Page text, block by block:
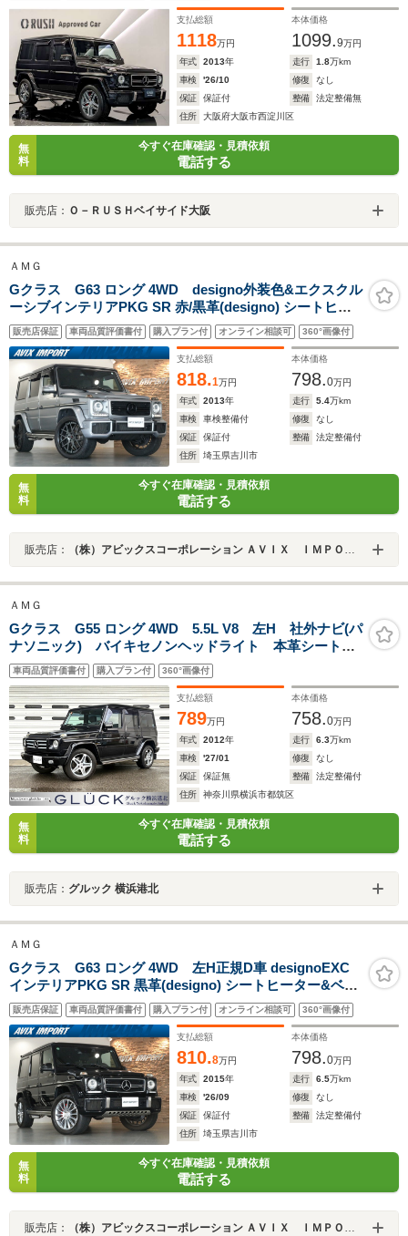
支払総額
1118万円
本体価格
1099.9万円
年式
2013年 走行 1.8万km
車検
'26/10 修復
なし
保証
保証付 整備
法定整備無
住所
大阪府大阪市西淀川区
無
料
今すぐ在庫確認・見積依頼
電話する
販売店： Ｏ－ＲＵＳＨベイサイド大阪
ＡＭＧ
Gクラス G63 ロング 4WD designo外装色&エクスクル
ーシブインテリアPKG SR 赤/黒革(designo) シートヒー
ター&ベンチレーター 純正ナビ地デジ harman/kardon B
カメラ&Sカメラ&PTS ディストロニック&ブラインドス
ポット 社外22AW 禁煙車
販売店保証 車両品質評価書付 購入プラン付 オンライン相談可 360°画像付
支払総額
818.1万円
本体価格
798.0万円
年式
2013年 走行 5.4万km
車検
車検整備付 修復
なし
保証
保証付 整備
法定整備付
住所
埼玉県吉川市
無
料
今すぐ在庫確認・見積依頼
電話する
販売店： （株）アビックスコーポレーション ＡＶＩＸ ＩＭＰＯＲＴ 三郷インター店
ＡＭＧ
Gクラス G55 ロング 4WD 5.5L V8 左H 社外ナビ(パ
ナソニック) バイキセノンヘッドライト 本革シート
スライディングルーフ チタニウムペイントAMG5スポ
ーク19インチAW AMGスポーツサスペンション ウォ
ールナットウッドインパネ
車両品質評価書付 購入プラン付 360°画像付
支払総額
789万円
本体価格
758.0万円
年式
2012年 走行 6.3万km
車検
'27/01 修復
なし
保証
保証無 整備
法定整備付
住所
神奈川県横浜市都筑区
無
料
今すぐ在庫確認・見積依頼
電話する
販売店： グルック 横浜港北
ＡＭＧ
Gクラス G63 ロング 4WD 左H正規D車 designoEXC
インテリアPKG SR 黒革(designo) シートヒーター&ベン
チレーター Androidナビ(ワイドモニター/純正切替可)
harman/kardon Bカメラ&PTS ディストロニック&BSA
社外マフラー AMG製20AW
販売店保証 車両品質評価書付 購入プラン付 オンライン相談可 360°画像付
支払総額
810.8万円
本体価格
798.0万円
年式
2015年 走行 6.5万km
車検
'26/09 修復
なし
保証
保証付 整備
法定整備付
住所
埼玉県吉川市
無
料
今すぐ在庫確認・見積依頼
電話する
販売店： （株）アビックスコーポレーション ＡＶＩＸ ＩＭＰＯＲＴ 三郷インター店